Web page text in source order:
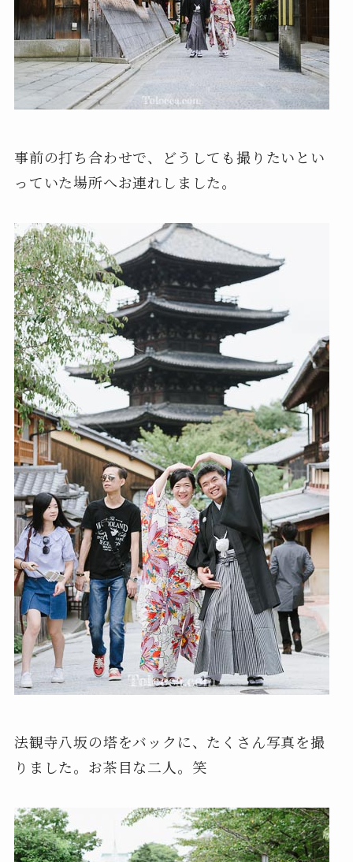
事前の打ち合わせで、どうしても撮りたいとい
っていた場所へお連れしました。
法観寺八坂の塔をバックに、たくさん写真を撮
りました。お茶目な二人。笑